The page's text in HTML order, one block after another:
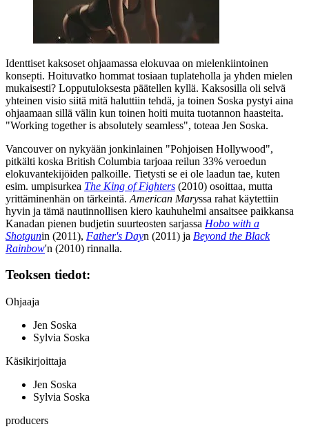
Identtiset kaksoset ohjaamassa elokuvaa on mielenkiintoinen
konsepti. Hoituvatko hommat tosiaan tuplateholla ja yhden mielen
mukaisesti? Lopputuloksesta päätellen kyllä. Kaksosilla oli selvä
yhteinen visio siitä mitä haluttiin tehdä, ja toinen Soska pystyi aina
ohjaamaan sillä välin kun toinen hoiti muita tuotannon haasteita.
"Working together is absolutely seamless", toteaa Jen Soska.
Vancouver on nykyään jonkinlainen "Pohjoisen Hollywood",
pitkälti koska British Columbia tarjoaa reilun 33% veroedun
elokuvantekijöiden palkoille. Tietysti se ei ole laadun tae, kuten
esim. umpisurkea The King of Fighters (2010) osoittaa, mutta
yrittäminenhän on tärkeintä. American Maryssa rahat käytettiin
hyvin ja tämä nautinnollisen kiero kauhuhelmi ansaitsee paikkansa
Kanadan pienen budjetin suurteosten sarjassa Hobo with a
Shotgunin (2011), Father's Dayn (2011) ja Beyond the Black
Rainbow'n (2010) rinnalla.
Teoksen tiedot:
Ohjaaja
Jen Soska
Sylvia Soska
Käsikirjoittaja
Jen Soska
Sylvia Soska
producers